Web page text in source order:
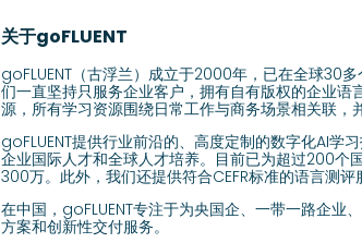
关于goFLUENT
goFLUENT（古浮兰）成立于2000年，已在全球30
们一直坚持只服务企业客户，拥有自有版权的企业
源，所有学习资源围绕日常工作与商务场景相关联，
goFLUENT提供行业前沿的、高度定制的数字化AI学
企业国际人才和全球人才培养。目前已为超过200
300万。此外，我们还提供符合CEFR标准的语言测评
在中国，goFLUENT专注于为央国企、一带一路企业
方案和创新性交付服务。